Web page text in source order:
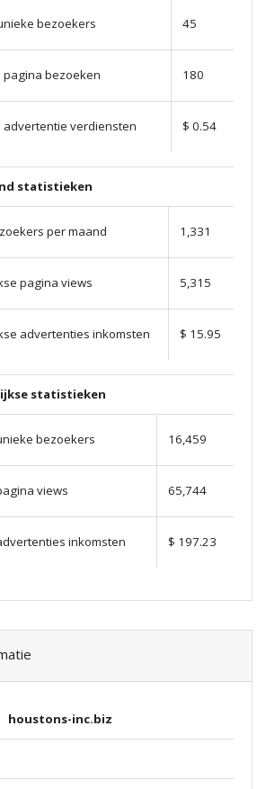
bezoekers 45
pagina bezoeken 180
advertentie verdiensten $ 0.54
statistieken
per maand 1,331
pagina views 5,315
advertenties inkomsten $ 15.95
statistieken
bezoekers 16,459
views 65,744
inkomsten $ 197.23
houstons-inc.biz